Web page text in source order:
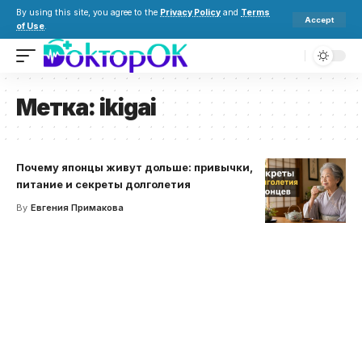
By using this site, you agree to the Privacy Policy and Terms
of Use.
Accept
Метка: ikigai
Почему японцы живут дольше: привычки,
питание и секреты долголетия
By Евгения Примакова